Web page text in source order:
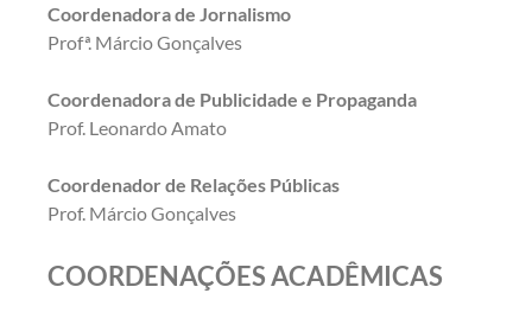
Coordenadora de Jornalismo
Profª. Márcio Gonçalves
Coordenadora de Publicidade e Propaganda
Prof. Leonardo Amato
Coordenador de Relações Públicas
Prof. Márcio Gonçalves
COORDENAÇÕES ACADÊMICAS